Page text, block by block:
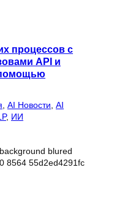
процессов с
API и
, AI Новости, AI
, ИИ